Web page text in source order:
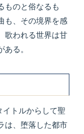
ものと俗なるも
も、その境界を感
歌われる世界は甘
る。
イトルからして聖
は、堕落した都市